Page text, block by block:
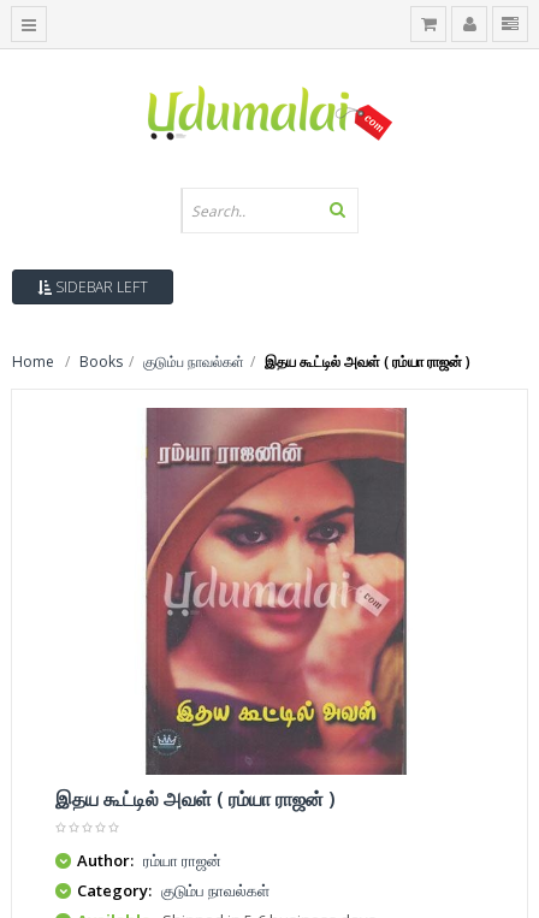
SIDEBAR LEFT
Home Books குடும்ப நாவல்கள் இதய கூட்டில் அவள் ( ரம்யா ராஜன் )
இதய கூட்டில் அவள் ( ரம்யா ராஜன் )
Author: ரம்யா ராஜன்
Category: குடும்ப நாவல்கள்